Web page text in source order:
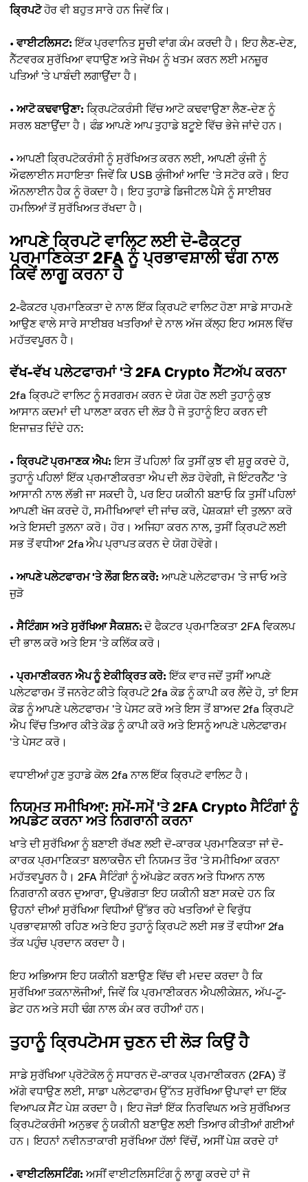
ਕ੍ਰਿਪਟੋਹੋਰ ਵੀ ਬਹੁਤ ਸਾਰੇ ਹਨ ਜਿਵੇਂ ਕਿ।
•ਵਾਈਟਲਿਸਟ: ਇੱਕ ਪ੍ਰਵਾਨਿਤ ਸੂਚੀ ਵਾਂਗ ਕੰਮ ਕਰਦੀ ਹੈ। ਇਹ ਲੈਣ-ਦੇਣ,
ਨੈੱਟਵਰਕ ਸੁਰੱਖਿਆ ਵਧਾਉਣ ਅਤੇ ਜੋਖਮ ਨੂੰ ਖਤਮ ਕਰਨ ਲਈ ਮਨਜ਼ੂਰ
ਪਤਿਆਂ 'ਤੇ ਪਾਬੰਦੀ ਲਗਾਉਂਦਾ ਹੈ।
•ਆਟੋ ਕਢਵਾਉਣਾ: ਕ੍ਰਿਪਟੋਕਰੰਸੀ ਵਿੱਚ ਆਟੋ ਕਢਵਾਉਣਾ ਲੈਣ-ਦੇਣ ਨੂੰ
ਸਰਲ ਬਣਾਉਂਦਾ ਹੈ। ਫੰਡ ਆਪਣੇ ਆਪ ਤੁਹਾਡੇ ਬਟੂਏ ਵਿੱਚ ਭੇਜੇ ਜਾਂਦੇ ਹਨ।
• ਆਪਣੀ ਕ੍ਰਿਪਟੋਕਰੰਸੀ ਨੂੰ ਸੁਰੱਖਿਅਤ ਕਰਨ ਲਈ, ਆਪਣੀ ਕੁੰਜੀ ਨੂੰ
ਔਫਲਾਈਨ ਸਹਾਇਤਾ ਜਿਵੇਂ ਕਿ USB ਕੁੰਜੀਆਂ ਆਦਿ 'ਤੇ ਸਟੋਰ ਕਰੋ। ਇਹ
ਔਨਲਾਈਨ ਹੈਕ ਨੂੰ ਰੋਕਦਾ ਹੈ। ਇਹ ਤੁਹਾਡੇ ਡਿਜੀਟਲ ਪੈਸੇ ਨੂੰ ਸਾਈਬਰ
ਹਮਲਿਆਂ ਤੋਂ ਸੁਰੱਖਿਅਤ ਰੱਖਦਾ ਹੈ।
ਆਪਣੇ ਕ੍ਰਿਪਟੋ ਵਾਲਿਟ ਲਈ ਦੋ-ਫੈਕਟਰ
ਪ੍ਰਮਾਣਿਕਤਾ 2FA ਨੂੰ ਪ੍ਰਭਾਵਸ਼ਾਲੀ ਢੰਗ ਨਾਲ
ਕਿਵੇਂ ਲਾਗੂ ਕਰਨਾ ਹੈ
2-ਫੈਕਟਰ ਪ੍ਰਮਾਣਿਕਤਾ ਦੇ ਨਾਲ ਇੱਕ ਕ੍ਰਿਪਟੋ ਵਾਲਿਟ ਹੋਣਾ ਸਾਡੇ ਸਾਹਮਣੇ
ਆਉਣ ਵਾਲੇ ਸਾਰੇ ਸਾਈਬਰ ਖਤਰਿਆਂ ਦੇ ਨਾਲ ਅੱਜ ਕੱਲ੍ਹ ਇਹ ਅਸਲ ਵਿੱਚ
ਮਹੱਤਵਪੂਰਨ ਹੈ।
ਵੱਖ-ਵੱਖ ਪਲੇਟਫਾਰਮਾਂ 'ਤੇ 2FA Сrypto ਸੈੱਟਅੱਪ ਕਰਨਾ
2fa ਕ੍ਰਿਪਟੋ ਵਾਲਿਟ ਨੂੰ ਸਰਗਰਮ ਕਰਨ ਦੇ ਯੋਗ ਹੋਣ ਲਈ ਤੁਹਾਨੂੰ ਕੁਝ
ਆਸਾਨ ਕਦਮਾਂ ਦੀ ਪਾਲਣਾ ਕਰਨ ਦੀ ਲੋੜ ਹੈ ਜੋ ਤੁਹਾਨੂੰ ਇਹ ਕਰਨ ਦੀ
ਇਜਾਜ਼ਤ ਦਿੰਦੇ ਹਨ:
• ਕ੍ਰਿਪਟੋ ਪ੍ਰਮਾਣਕ ਐਪ: ਇਸ ਤੋਂ ਪਹਿਲਾਂ ਕਿ ਤੁਸੀਂ ਕੁਝ ਵੀ ਸ਼ੁਰੂ ਕਰਦੇ ਹੋ,
ਤੁਹਾਨੂੰ ਪਹਿਲਾਂ ਇੱਕ ਪ੍ਰਮਾਣੀਕਰਤਾ ਐਪ ਦੀ ਲੋੜ ਹੋਵੇਗੀ, ਜੋ ਇੰਟਰਨੈੱਟ 'ਤੇ
ਆਸਾਨੀ ਨਾਲ ਲੱਭੀ ਜਾ ਸਕਦੀ ਹੈ, ਪਰ ਇਹ ਯਕੀਨੀ ਬਣਾਓ ਕਿ ਤੁਸੀਂ ਪਹਿਲਾਂ
ਆਪਣੀ ਖੋਜ ਕਰਦੇ ਹੋ, ਸਮੀਖਿਆਵਾਂ ਦੀ ਜਾਂਚ ਕਰੋ, ਪੇਸ਼ਕਸ਼ਾਂ ਦੀ ਤੁਲਨਾ ਕਰੋ
ਅਤੇ ਇਸਦੀ ਤੁਲਨਾ ਕਰੋ। ਹੋਰ। ਅਜਿਹਾ ਕਰਨ ਨਾਲ, ਤੁਸੀਂ ਕ੍ਰਿਪਟੋ ਲਈ
ਸਭ ਤੋਂ ਵਧੀਆ 2fa ਐਪ ਪ੍ਰਾਪਤ ਕਰਨ ਦੇ ਯੋਗ ਹੋਵੋਗੇ।
•ਆਪਣੇ ਪਲੇਟਫਾਰਮ 'ਤੇ ਲੌਗ ਇਨ ਕਰੋ: ਆਪਣੇ ਪਲੇਟਫਾਰਮ 'ਤੇ ਜਾਓ ਅਤੇ
ਜੁੜੋ
•ਸੈਟਿੰਗਸ ਅਤੇ ਸੁਰੱਖਿਆ ਸੈਕਸ਼ਨ:ਦੋ ਫੈਕਟਰ ਪ੍ਰਮਾਣਿਕਤਾ 2FA ਵਿਕਲਪ
ਦੀ ਭਾਲ ਕਰੋ ਅਤੇ ਇਸ 'ਤੇ ਕਲਿੱਕ ਕਰੋ।
•ਪ੍ਰਮਾਣੀਕਰਨ ਐਪ ਨੂੰ ਏਕੀਕ੍ਰਿਤ ਕਰੋ: ਇੱਕ ਵਾਰ ਜਦੋਂ ਤੁਸੀਂ ਆਪਣੇ
ਪਲੇਟਫਾਰਮ ਤੋਂ ਜਨਰੇਟ ਕੀਤੇ ਕ੍ਰਿਪਟੋ 2fa ਕੋਡ ਨੂੰ ਕਾਪੀ ਕਰ ਲੈਂਦੇ ਹੋ, ਤਾਂ ਇਸ
ਕੋਡ ਨੂੰ ਆਪਣੇ ਪਲੇਟਫਾਰਮ 'ਤੇ ਪੇਸਟ ਕਰੋ ਅਤੇ ਇਸ ਤੋਂ ਬਾਅਦ 2fa ਕ੍ਰਿਪਟੋ
ਐਪ ਵਿੱਚ ਤਿਆਰ ਕੀਤੇ ਕੋਡ ਨੂੰ ਕਾਪੀ ਕਰੋ ਅਤੇ ਇਸਨੂੰ ਆਪਣੇ ਪਲੇਟਫਾਰਮ
'ਤੇ ਪੇਸਟ ਕਰੋ।
ਵਧਾਈਆਂ ਹੁਣ ਤੁਹਾਡੇ ਕੋਲ 2fa ਨਾਲ ਇੱਕ ਕ੍ਰਿਪਟੋ ਵਾਲਿਟ ਹੈ।
ਨਿਯਮਤ ਸਮੀਖਿਆ: ਸਮੇਂ-ਸਮੇਂ 'ਤੇ 2FA Сrypto ਸੈਟਿੰਗਾਂ ਨੂੰ
ਅਪਡੇਟ ਕਰਨਾ ਅਤੇ ਨਿਗਰਾਨੀ ਕਰਨਾ
ਖਾਤੇ ਦੀ ਸੁਰੱਖਿਆ ਨੂੰ ਬਣਾਈ ਰੱਖਣ ਲਈ ਦੋ-ਕਾਰਕ ਪ੍ਰਮਾਣਿਕਤਾ ਜਾਂ ਦੋ-
ਕਾਰਕ ਪ੍ਰਮਾਣਿਕਤਾ ਬਲਾਕਚੈਨ ਦੀ ਨਿਯਮਤ ਤੌਰ 'ਤੇ ਸਮੀਖਿਆ ਕਰਨਾ
ਮਹੱਤਵਪੂਰਨ ਹੈ। 2FA ਸੈਟਿੰਗਾਂ ਨੂੰ ਅੱਪਡੇਟ ਕਰਨ ਅਤੇ ਧਿਆਨ ਨਾਲ
ਨਿਗਰਾਨੀ ਕਰਨ ਦੁਆਰਾ, ਉਪਭੋਗਤਾ ਇਹ ਯਕੀਨੀ ਬਣਾ ਸਕਦੇ ਹਨ ਕਿ
ਉਹਨਾਂ ਦੀਆਂ ਸੁਰੱਖਿਆ ਵਿਧੀਆਂ ਉੱਭਰ ਰਹੇ ਖਤਰਿਆਂ ਦੇ ਵਿਰੁੱਧ
ਪ੍ਰਭਾਵਸ਼ਾਲੀ ਰਹਿਣ ਅਤੇ ਇਹ ਤੁਹਾਨੂੰ ਕ੍ਰਿਪਟੋ ਲਈ ਸਭ ਤੋਂ ਵਧੀਆ 2fa
ਤੱਕ ਪਹੁੰਚ ਪ੍ਰਦਾਨ ਕਰਦਾ ਹੈ।
ਇਹ ਅਭਿਆਸ ਇਹ ਯਕੀਨੀ ਬਣਾਉਣ ਵਿੱਚ ਵੀ ਮਦਦ ਕਰਦਾ ਹੈ ਕਿ
ਸੁਰੱਖਿਆ ਤਕਨਾਲੋਜੀਆਂ, ਜਿਵੇਂ ਕਿ ਪ੍ਰਮਾਣੀਕਰਨ ਐਪਲੀਕੇਸ਼ਨ, ਅੱਪ-ਟੂ-
ਡੇਟ ਹਨ ਅਤੇ ਸਹੀ ਢੰਗ ਨਾਲ ਕੰਮ ਕਰ ਰਹੀਆਂ ਹਨ।
ਤੁਹਾਨੂੰ ਕ੍ਰਿਪਟੋਮਸ ਚੁਣਨ ਦੀ ਲੋੜ ਕਿਉਂ ਹੈ
ਸਾਡੇ ਸੁਰੱਖਿਆ ਪ੍ਰੋਟੋਕੋਲ ਨੂੰ ਸਧਾਰਨ ਦੋ-ਕਾਰਕ ਪ੍ਰਮਾਣੀਕਰਨ (2FA) ਤੋਂ
ਅੱਗੇ ਵਧਾਉਣ ਲਈ, ਸਾਡਾ ਪਲੇਟਫਾਰਮ ਉੱਨਤ ਸੁਰੱਖਿਆ ਉਪਾਵਾਂ ਦਾ ਇੱਕ
ਵਿਆਪਕ ਸੈੱਟ ਪੇਸ਼ ਕਰਦਾ ਹੈ। ਇਹ ਜੋੜਾਂ ਇੱਕ ਨਿਰਵਿਘਨ ਅਤੇ ਸੁਰੱਖਿਅਤ
ਕ੍ਰਿਪਟੋਕਰੰਸੀ ਅਨੁਭਵ ਨੂੰ ਯਕੀਨੀ ਬਣਾਉਣ ਲਈ ਤਿਆਰ ਕੀਤੀਆਂ ਗਈਆਂ
ਹਨ। ਇਹਨਾਂ ਨਵੀਨਤਾਕਾਰੀ ਸੁਰੱਖਿਆ ਹੱਲਾਂ ਵਿੱਚੋਂ, ਅਸੀਂ ਪੇਸ਼ ਕਰਦੇ ਹਾਂ
•ਵਾਈਟਲਿਸਟਿੰਗ: ਅਸੀਂ ਵਾਈਟਲਿਸਟਿੰਗ ਨੂੰ ਲਾਗੂ ਕਰਦੇ ਹਾਂ ਜੋ